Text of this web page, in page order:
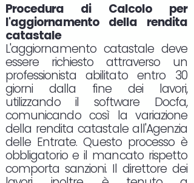
Procedura di Calcolo per
l'aggiornamento della rendita
catastale
L'aggiornamento catastale deve
essere richiesto attraverso un
professionista abilitato entro 30
giorni dalla fine dei lavori,
utilizzando il software Docfa,
comunicando così la variazione
della rendita catastale all'Agenzia
delle Entrate. Questo processo è
obbligatorio e il mancato rispetto
comporta sanzioni. Il direttore dei